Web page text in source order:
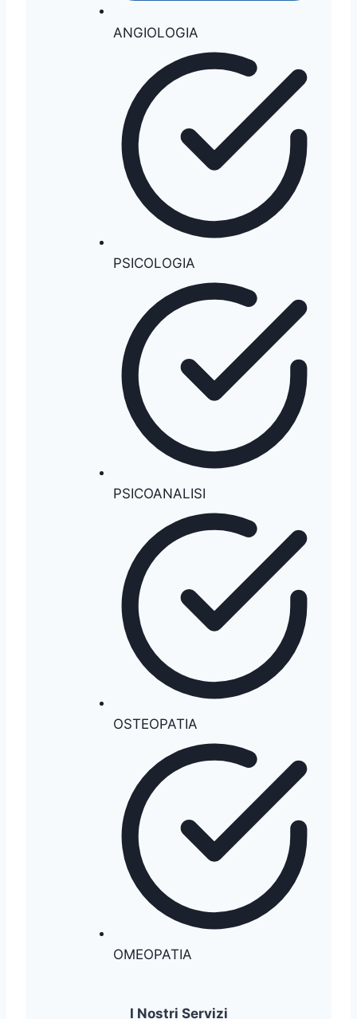
ANGIOLOGIA
PSICOLOGIA
PSICOANALISI
OSTEOPATIA
OMEOPATIA
I Nostri Servizi